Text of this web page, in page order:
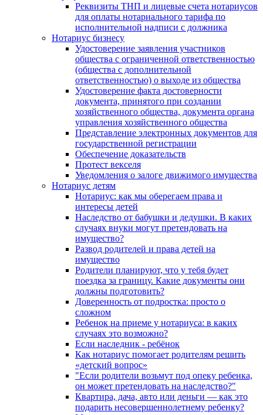
Реквизиты ТНП и лицевые счета нотариусов
для оплаты нотариального тарифа по
исполнительной надписи с должника
Нотариус бизнесу
Удостоверение заявления участников
общества с ограниченной ответственностью
(общества с дополнительной
ответственностью) о выходе из общества
Удостоверение факта достоверности
документа, принятого при создании
хозяйственного общества, документа органа
управления хозяйственного общества
Представление электронных документов для
государственной регистрации
Обеспечение доказательств
Протест векселя
Уведомления о залоге движимого имущества
Нотариус детям
Нотариус: как мы оберегаем права и
интересы детей
Наследство от бабушки и дедушки. В каких
случаях внуки могут претендовать на
имущество?
Развод родителей и права детей на
имущество
Родители планируют, что у тебя будет
поездка за границу. Какие документы они
должны подготовить?
Доверенность от подростка: просто о
сложном
Ребенок на приеме у нотариуса: в каких
случаях это возможно?
Если наследник - ребёнок
Как нотариус помогает родителям решить
«детский вопрос»
"Если родители возьмут под опеку ребенка,
он может претендовать на наследство?"
Квартира, дача, авто или деньги — как это
подарить несовершеннолетнему ребенку?